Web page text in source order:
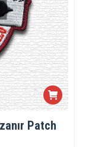
Patch